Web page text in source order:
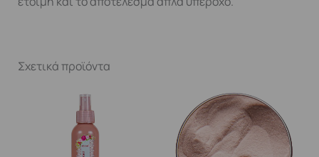
Σχετικά προϊόντα